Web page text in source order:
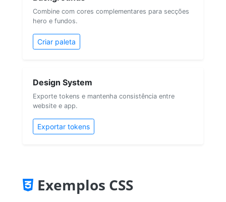
Combine com cores complementares para secções
hero e fundos.
Criar paleta
Design System
Exporte tokens e mantenha consistência entre
website e app.
Exportar tokens
Exemplos CSS